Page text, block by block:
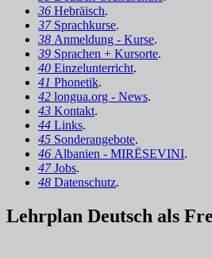
36 Hebräisch.
37 Sprachkurse.
38 Anmeldung - Kurse.
39 Sprachen + Kursorte.
40 Einzelunterricht.
41 Phonetik.
42 longua.org - News.
43 Kontakt.
44 Links.
45 Sonderangebote.
46 Albanien - MIRËSEVINI.
47Jobs.
48 Datenschutz.
Lehrplan Deutsch als